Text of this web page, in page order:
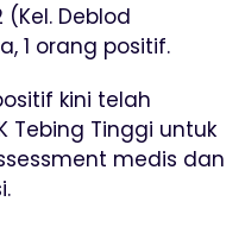
Deblod
1 orang positif.
kini telah
Tebing Tinggi untuk
medis dan